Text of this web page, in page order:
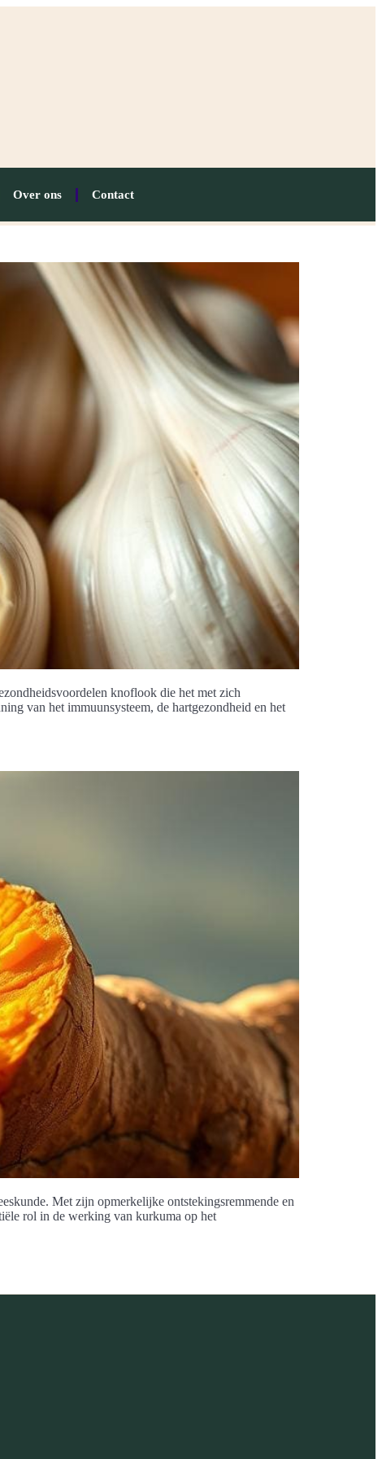
Over ons Contact
knoflook die het met zich
van het immuunsysteem, de hartgezondheid en het
Met zijn opmerkelijke ontstekingsremmende en
rol in de werking van kurkuma op het